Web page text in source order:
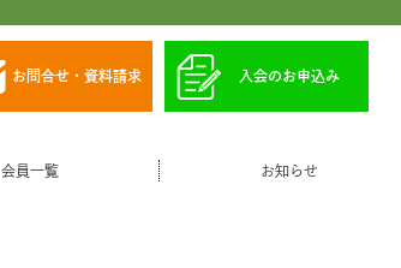
お問合せ・資料請求 入会のお申込み
会員一覧 お知らせ